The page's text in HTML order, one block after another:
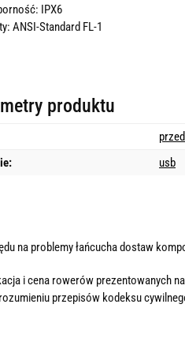
IPX6
ANSI-Standard FL-1
produktu
usb
na problemy łańcucha dostaw
i cena rowerów prezentowanych
przepisów kodeksu